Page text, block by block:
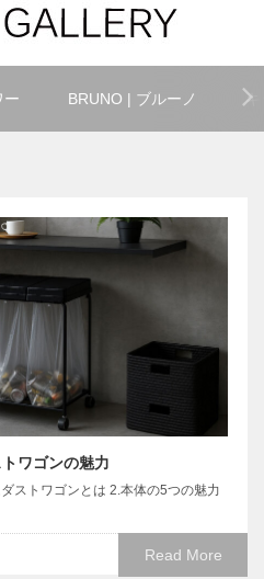
ー BRUNO | ブルーノ キ
ワゴンの魅力
ストワゴンとは 2.本体の5つの魅力
Read More